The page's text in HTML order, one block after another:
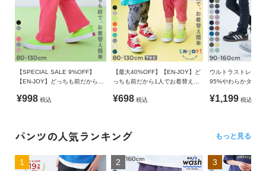
【SPECIAL SALE 9%OFF】
【EN-JOY】どっちも前だから1
アパンツ
¥998 税込
【最大40%OFF】【EN-JOY】ど
っちも前だから1人でお着替え
パンツ
¥698 税込
ウルトラストレッチ
95%やわらかタッチ)
¥1,199 税込
パンツの人気ランキング もっと見る
1 2 3